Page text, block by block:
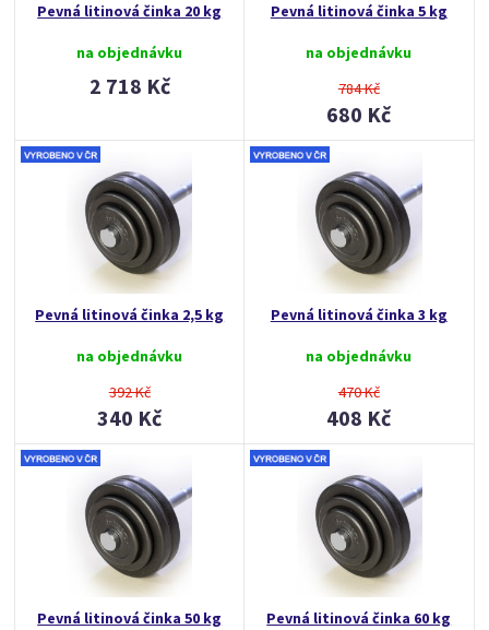
Pevná litinová činka 20 kg
na objednávku
2 718 Kč
Pevná litinová činka 5 kg
na objednávku
784 Kč
680 Kč
Pevná litinová činka 2,5 kg
na objednávku
392 Kč
340 Kč
Pevná litinová činka 3 kg
na objednávku
470 Kč
408 Kč
Pevná litinová činka 50 kg Pevná litinová činka 60 kg